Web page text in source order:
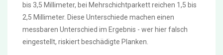
bis 3,5 Millimeter, bei Mehrschichtparkett reichen 1,5 bis
2,5 Millimeter. Diese Unterschiede machen einen
messbaren Unterschied im Ergebnis - wer hier falsch
eingestellt, riskiert beschädigte Planken.